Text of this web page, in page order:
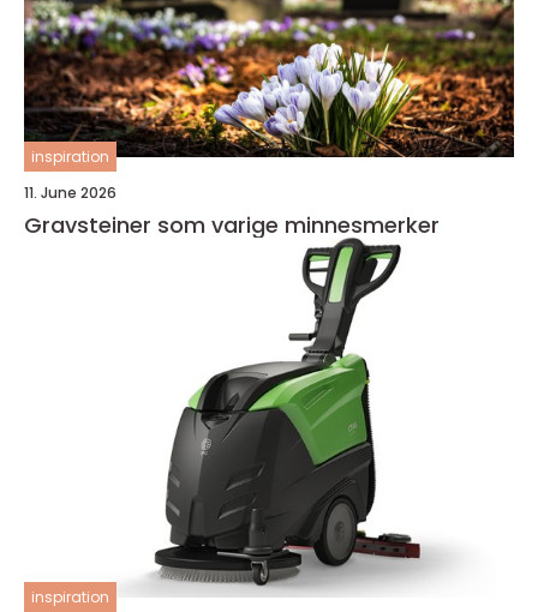
inspiration
11. June 2026
Gravsteiner som varige minnesmerker
inspiration